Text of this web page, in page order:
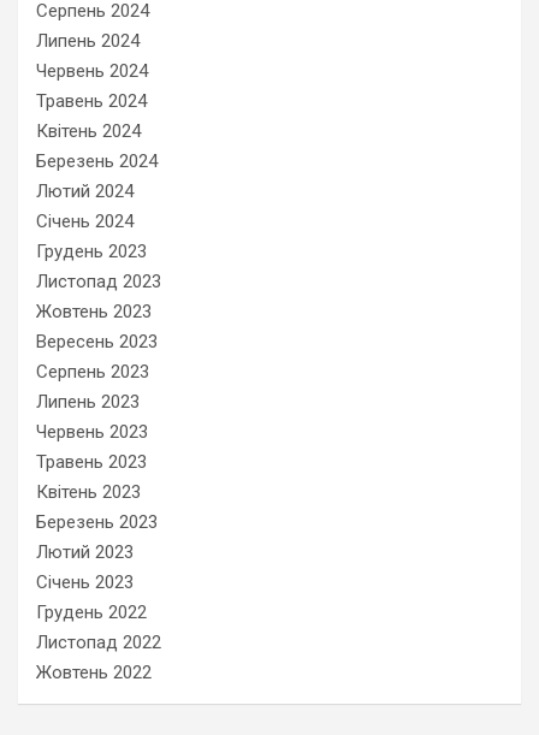
Серпень 2024
Липень 2024
Червень 2024
Травень 2024
Квітень 2024
Березень 2024
Лютий 2024
Січень 2024
Грудень 2023
Листопад 2023
Жовтень 2023
Вересень 2023
Серпень 2023
Липень 2023
Червень 2023
Травень 2023
Квітень 2023
Березень 2023
Лютий 2023
Січень 2023
Грудень 2022
Листопад 2022
Жовтень 2022